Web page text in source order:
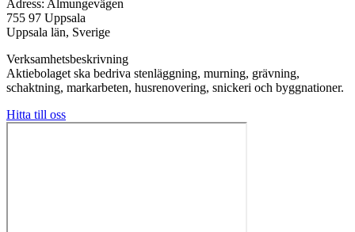
Adress: Almungevägen
755 97 Uppsala
Uppsala län, Sverige
Verksamhetsbeskrivning
Aktiebolaget ska bedriva stenläggning, murning, grävning,
schaktning, markarbeten, husrenovering, snickeri och byggnationer.
Hitta till oss